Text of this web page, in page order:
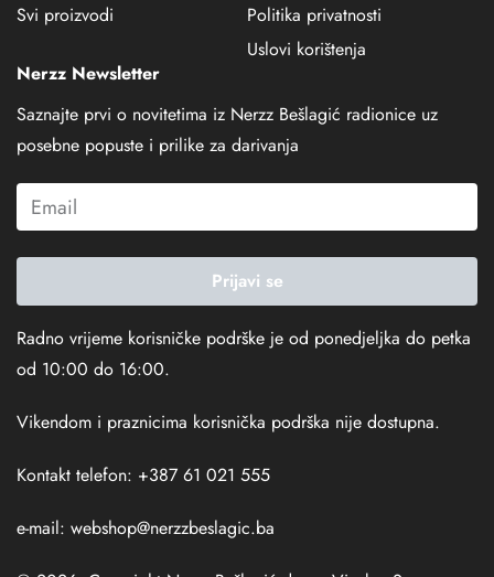
Svi proizvodi
Politika privatnosti
Uslovi korištenja
Nerzz Newsletter
Saznajte prvi o novitetima iz Nerzz Bešlagić radionice uz
posebne popuste i prilike za darivanja
Prijavi se
Radno vrijeme korisničke podrške je od ponedjeljka do petka
od 10:00 do 16:00.
Vikendom i praznicima korisnička podrška nije dostupna.
Kontakt telefon: +387 61 021 555
e-mail: webshop@nerzzbeslagic.ba